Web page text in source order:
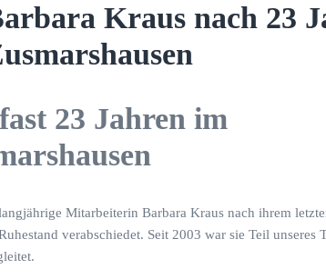
Kraus nach 23
23 Jahren im
Mitarbeiterin Barbara Kraus nach ihrem
verabschiedet. Seit 2003 war sie Teil unseres